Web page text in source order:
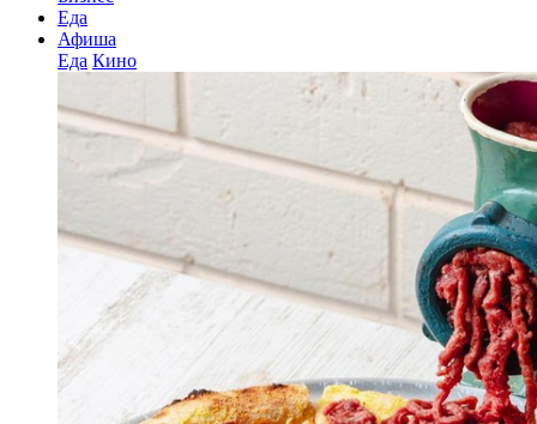
Еда
Афиша
Еда Кино